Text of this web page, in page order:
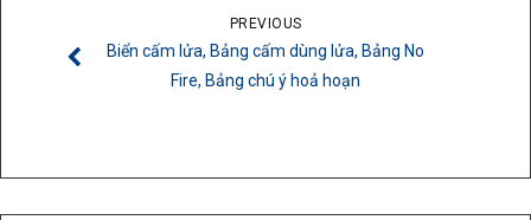
được
sản
phẩm
PREVIOUS
Biển cấm lửa, Bảng cấm dùng lửa, Bảng No
Fire, Bảng chú ý hoả hoạn